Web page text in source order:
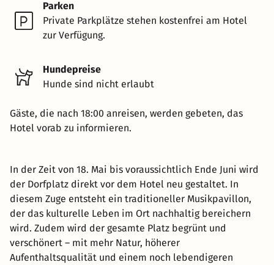
Parken
Private Parkplätze stehen kostenfrei am Hotel
zur Verfügung.
Hundepreise
Hunde sind nicht erlaubt
Gäste, die nach 18:00 anreisen, werden gebeten, das
Hotel vorab zu informieren.
In der Zeit von 18. Mai bis voraussichtlich Ende Juni wird
der Dorfplatz direkt vor dem Hotel neu gestaltet. In
diesem Zuge entsteht ein traditioneller Musikpavillon,
der das kulturelle Leben im Ort nachhaltig bereichern
wird. Zudem wird der gesamte Platz begrünt und
verschönert – mit mehr Natur, höherer
Aufenthaltsqualität und einem noch lebendigeren